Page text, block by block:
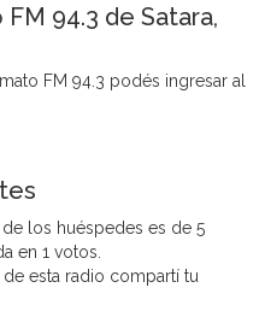
94.3 de Satara,
FM 94.3 podés ingresar al
los huéspedes es de 5
en 1 votos.
esta radio compartí tu